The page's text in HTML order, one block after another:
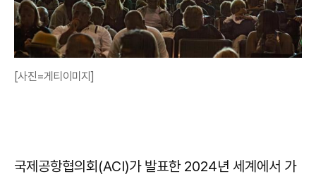
[사진=게티이미지]
국제공항협의회(ACI)가 발표한 2024년 세계에서 가